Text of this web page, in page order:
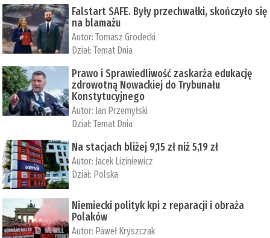
Falstart SAFE. Były przechwałki, skończyło się
na blamażu
Autor:Tomasz Grodecki
Dział:Temat Dnia
Prawo i Sprawiedliwość zaskarża edukację
zdrowotną Nowackiej do Trybunału
Konstytucyjnego
Autor: Jan Przemyłski
Dział:Temat Dnia
Na stacjach bliżej 9,15 zł niż 5,19 zł
Autor: Jacek Liziniewicz
Dział: Polska
Niemiecki polityk kpi z reparacji i obraża
Polaków
Autor: Paweł Kryszczak